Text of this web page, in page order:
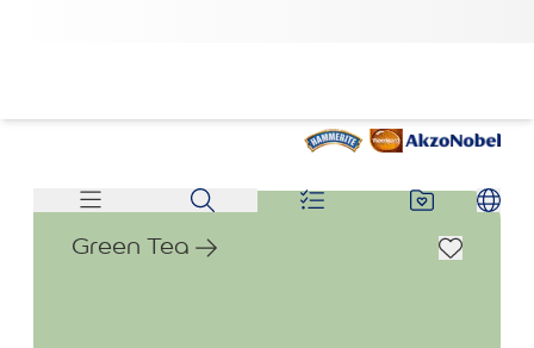
Green Tea